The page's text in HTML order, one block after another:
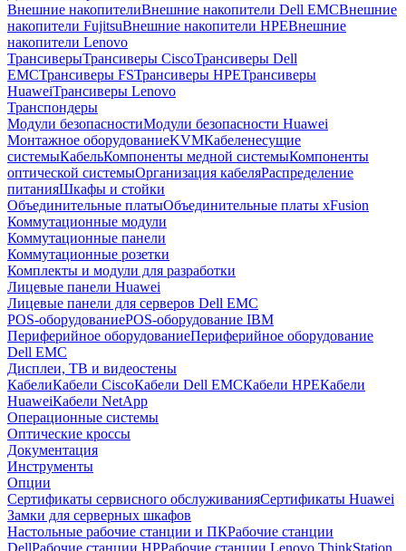
Внешние накопителиВнешние накопители Dell EMCВнешние
накопители FujitsuВнешние накопители HPEВнешние
накопители Lenovo
ТрансиверыТрансиверы CiscoТрансиверы Dell
EMCТрансиверы FSТрансиверы HPEТрансиверы
HuaweiТрансиверы Lenovo
Транспондеры
Модули безопасностиМодули безопасности Huawei
Монтажное оборудованиеKVMКабеленесущие
системыКабельКомпоненты медной системыКомпоненты
оптической системыОрганизация кабеляРаспределение
питанияШкафы и стойки
Объединительные платыОбъединительные платы xFusion
Коммутационные модули
Коммутационные панели
Коммутационные розетки
Комплекты и модули для разработки
Лицевые панели Huawei
Лицевые панели для серверов Dell EMC
POS-оборудованиеPOS-оборудование IBM
Периферийное оборудованиеПериферийное оборудование
Dell EMC
Дисплеи, ТВ и видеостены
КабелиКабели CiscoКабели Dell EMCКабели HPEКабели
HuaweiКабели NetApp
Операционные системы
Оптические кроссы
Документация
Инструменты
Опции
Сертификаты сервисного обслуживанияСертификаты Huawei
Замки для серверных шкафов
Настольные рабочие станции и ПКРабочие станции
DellРабочие станции HPРабочие станции Lenovo ThinkStation